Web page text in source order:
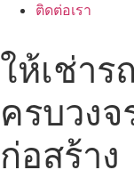
ติดต่อเรา
ให้เช่าร
ครบวง
ก่อสร้าง